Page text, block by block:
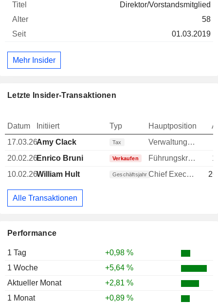
Performance
1 Tag
+0,98 %
1 Woche
+5,64 %
Aktueller Monat
+2,81 %
1 Monat
+0,89 %
Direktor/Vorstandsmitglied
58
01.03.2019
Mehr Insider
Letzte Insider-Transaktionen
Datum Initiiert Typ Hauptposition
17.03.26Amy Clack Tax Verwaltungsdirektor
20.02.26Enrico Bruni Verkaufen Führungskraft / leitender Angestellter
10.02.26William Hult Geschäftsjahr Chief Executive Officer (CEO)
Alle Transaktionen